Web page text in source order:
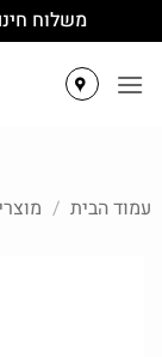
משלוח חינם מעל 490
עמוד הבית /